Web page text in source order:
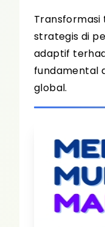
Transformasi
strategis di
adaptif
fundamental
global.